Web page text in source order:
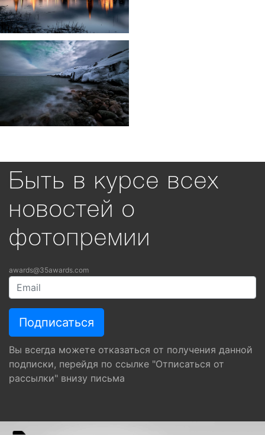
Быть в курсе всех
новостей о
фотопремии
awards@35awards.com
Вы всегда можете отказаться от получения данной
подписки, перейдя по ссылке "Отписаться от
рассылки" внизу письма